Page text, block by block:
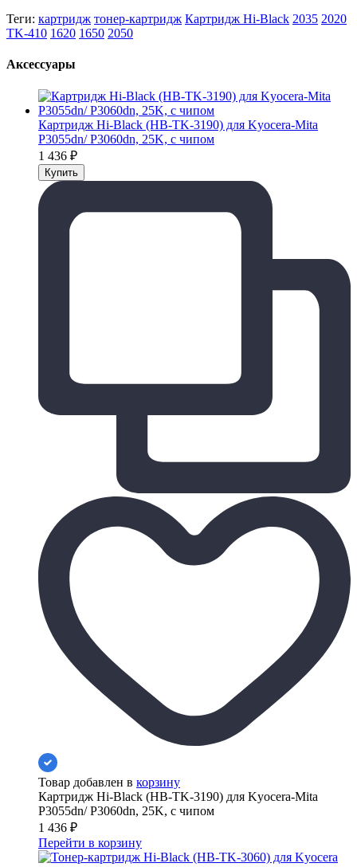
Теги: картридж тонер-картридж Картридж Hi-Black 2035 2020
TK-410 1620 1650 2050
Аксессуары
Картридж Hi-Black (HB-TK-3190) для Kyocera-Mita
P3055dn/ P3060dn, 25K, с чипом
1 436 ₽
Товар добавлен в корзину
Картридж Hi-Black (HB-TK-3190) для Kyocera-Mita
P3055dn/ P3060dn, 25K, с чипом
1 436 ₽
Перейти в корзину